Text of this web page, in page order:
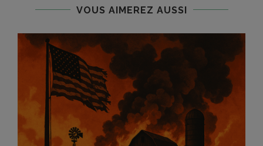
VOUS AIMEREZ AUSSI